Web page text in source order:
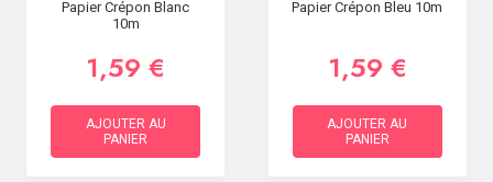
Papier Crépon Blanc
10m
1,59 €
AJOUTER AU
PANIER
Papier Crépon Bleu 10m
1,59 €
AJOUTER AU
PANIER